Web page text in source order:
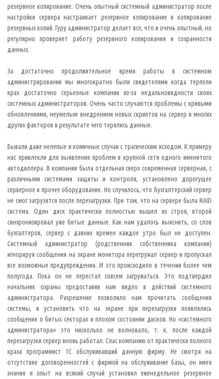
резервное копирование. Очень опытный системный администратор после
настройки сервера настраивает резервное копирование и копирование
резервных копий. Гуру администратор делает все, что и очень опытный, но
регулярно проверяет работу резервного копирования и сохранности
данных.
За достаточно продолжительное время работы в системном
администрировании мы многократно были свидетелями когда терпели
крах достаточно серьезные компании из-за недальновидности своих
системных администраторов. Очень часто случаются проблемы с кривыми
обновлениями, неумелым внедрением новых скриптов на сервер и многих
других факторов в результате чего терялись данные.
Бывали даже нелепые и комичные случаи с трагическим исходом. К примеру
нас привлекли для выявления проблем в крупной сети одного именитого
автодиллера. В компании была отдельная сверх современная серверная, с
различными системами защиты и контроля, установлено дорогущее
серверное и прочее оборудование. Но случилось, что бухгалтерский сервер
не смог загрузится после перезагрузки. При том, что на сервере была RAID
система. Один диск практически полностью вышел из строя, второй
синхронизировал уже битые данные. Как нам удалось выяснить, со слов
бухгалтеров, сервер с давних времен каждое утро был не доступен.
Системный администратор (родственник собственника компании)
игнорируя сообщения на экране монитора перегружал сервер и пропускал
все возможные предупреждения. И это происходило в течении более чем
полугода. Пока он не перестал совсем загружаться. Это подтвердил
начальник охраны предоставив нам видео в действий системного
администратора. Разрешение позволило нам прочитать сообщения
системы, и установить что на экране при перезагрузки появлялись
сообщения о битых секторах и плохом состоянии дисков. Но «системного
администратора» это нисколько не волновало, т. к. после каждой
перезагрузки сервер вновь работал. Спас компанию от практически полного
краха программист 1С обслуживавший данную фирму. Не смотря на
отсутствие договоренностей с фирмой на обслуживание базы, он имея
знания и опыт на всякий случай установил еженедельное резервное